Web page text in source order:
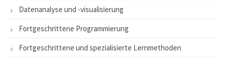
Datenanalyse und -visualisierung
Fortgeschrittene Programmierung
Fortgeschrittene und spezialisierte Lernmethoden